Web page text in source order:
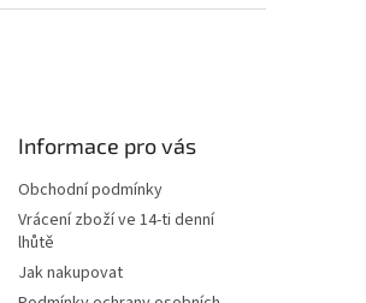
Informace pro vás
Obchodní podmínky
Vrácení zboží ve 14-ti denní
lhůtě
Jak nakupovat